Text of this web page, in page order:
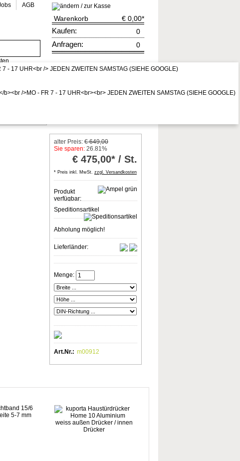
AGB
Warenkorb € 0,00*
Kaufen: 0
Anfragen: 0
zur Kasse
verschiedene Maß
alter Preis: € 649,00
Sie sparen: 26.81%
€ 475,00* / St.
* Preis inkl. MwSt. zzgl. Versandkosten
Produkt
verfügbar:
Speditionsartikel
Abholung möglich!
Lieferländer:
Menge:
Art.Nr.: m00912